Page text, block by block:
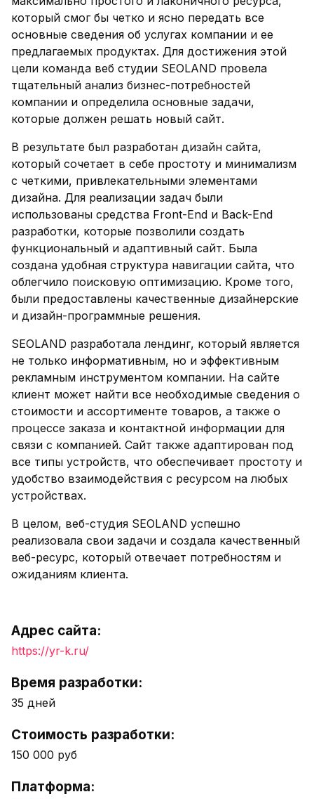
который смог бы четко и ясно передать все
основные сведения об услугах компании и ее
предлагаемых продуктах. Для достижения этой
цели команда веб студии SEOLAND провела
тщательный анализ бизнес-потребностей
компании и определила основные задачи,
которые должен решать новый сайт.
В результате был разработан дизайн сайта,
который сочетает в себе простоту и минимализм
с четкими, привлекательными элементами
дизайна. Для реализации задач были
использованы средства Front-End и Back-End
разработки, которые позволили создать
функциональный и адаптивный сайт. Была
создана удобная структура навигации сайта, что
облегчило поисковую оптимизацию. Кроме того,
были предоставлены качественные дизайнерские
и дизайн-программные решения.
SEOLAND разработала лендинг, который является
не только информативным, но и эффективным
рекламным инструментом компании. На сайте
клиент может найти все необходимые сведения о
стоимости и ассортименте товаров, а также о
процессе заказа и контактной информации для
связи с компанией. Сайт также адаптирован под
все типы устройств, что обеспечивает простоту и
удобство взаимодействия с ресурсом на любых
устройствах.
В целом, веб-студия SEOLAND успешно
реализовала свои задачи и создала качественный
веб-ресурс, который отвечает потребностям и
ожиданиям клиента.
Адрес сайта:
https://yr-k.ru/
Время разработки:
35 дней
Стоимость разработки:
150 000 руб
Платформа: